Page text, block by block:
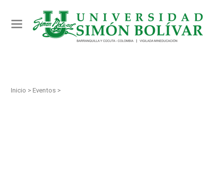
Toggle
navigation
Inicio > Eventos >